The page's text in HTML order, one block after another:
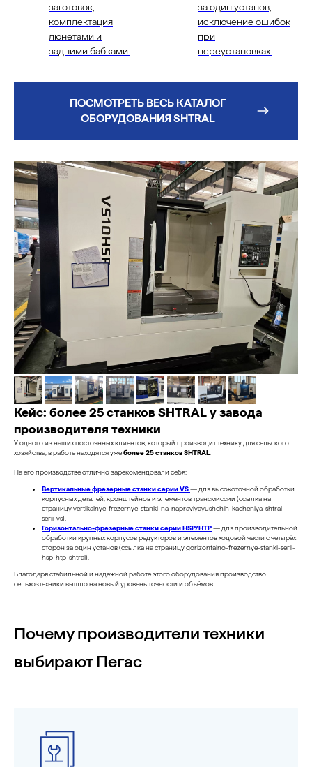
заготовок,
комплектация
люнетами и
задними бабками.
за один установ,
исключение ошибок
при
переустановках.
ПОСМОТРЕТЬ ВЕСЬ КАТАЛОГ
ОБОРУДОВАНИЯ SHTRAL
Кейс: более 25 станков SHTRAL у завода
производителя техники
У одного из наших постоянных клиентов, который производит технику для сельского
хозяйства, в работе находятся ужеболее 25 станков SHTRAL.
На его производстве отлично зарекомендовали себя:
Вертикальные фрезерные станки серии VS— для высокоточной обработки
корпусных деталей, кронштейнов и элементов трансмиссии (ссылка на
страницу vertikalnye-frezernye-stanki-na-napravlyayushchih-kacheniya-shtral-
serii-vs).
Горизонтально-фрезерные станки серии HSP/HTP— для производительной
обработки крупных корпусов редукторов и элементов ходовой части с четырёх
сторон за один установ (ссылка на страницу gorizontalno-frezernye-stanki-serii-
hsp-htp-shtral).
Благодаря стабильной и надёжной работе этого оборудования производство
сельхозтехники вышло на новый уровень точности и объёмов.
Почему производители техники
выбирают Пегас